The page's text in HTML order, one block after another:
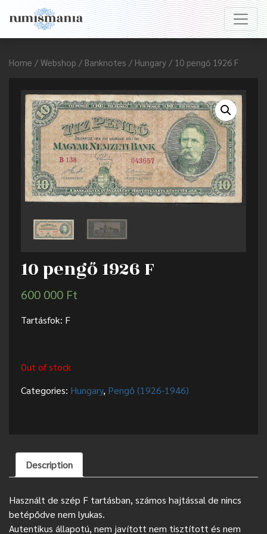
Home / Webshop / Banknotes / Hungary / 10 pengő 1926 F
10 pengő 1926 F
600 000 Ft
Tartásfok: F
Out of stock
Categories: Hungary, Pengő (1926-1946)
Description
Használt de szép F tartásban, számos hajtással de nincs
betépődve nem lyukas.
Autentikus állapotú, nem javított nem tisztított és nem